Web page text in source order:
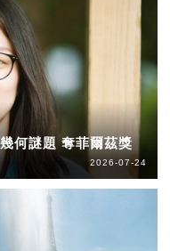
何謎題 奪菲爾茲獎
2026-07-24